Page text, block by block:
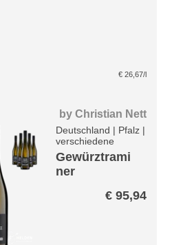
€ 26,67/l
byChristian Nett
Deutschland | Pfalz |
verschiedene
Gewürztrami
ner
entalkoholisi
€ 95,94